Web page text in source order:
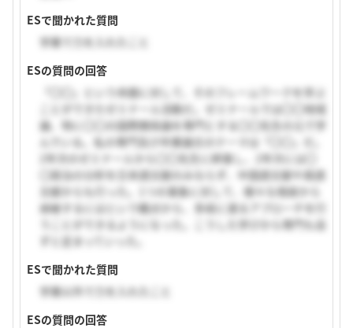
ESで聞かれた質問
学業で力を入れたこと
ESの質問の回答
「〇〇」という命題に対して、そのフレームワークを学ぶ
ことができたゼミナール活動だ。ゼミナールでは〇〇地域
論、特に〇〇の国際関係論を専門とする〇〇先生の元で学
んでいる。私の専門及び卒業論文のテーマは「〇〇」だ。
2年次のゼミナールから〇〇先生に師事し、2年次には〇
〇政治の分析を日本語文献のみならず、中国語文献や英語
文献からも行った。1つの事象に対して、様々な視座から
俯瞰するにはという観点から、多岐に渡るアプローチを行
うことができるようになった。こうした学びから専門も自
ずと定まっていった。
ESで聞かれた質問
学業以外で力を入れたこと
ESの質問の回答